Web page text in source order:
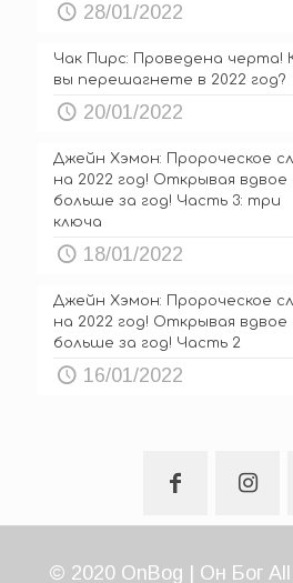
28/01/2022
Чак Пирс: Проведена черта!
вы перешагнете в 2022 год?
20/01/2022
Джейн Хэмон: Пророческое
на 2022 год! Открывая вдвое
больше за год! Часть 3: три
ключа
18/01/2022
Джейн Хэмон: Пророческое
на 2022 год! Открывая вдвое
больше за год! Часть 2
16/01/2022
© 2020 OnBog | Он Бог